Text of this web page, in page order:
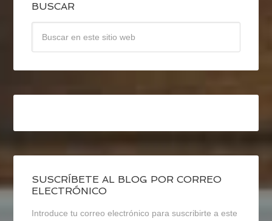
BUSCAR
SUSCRÍBETE AL BLOG POR CORREO
ELECTRÓNICO
Introduce tu correo electrónico para suscribirte a este